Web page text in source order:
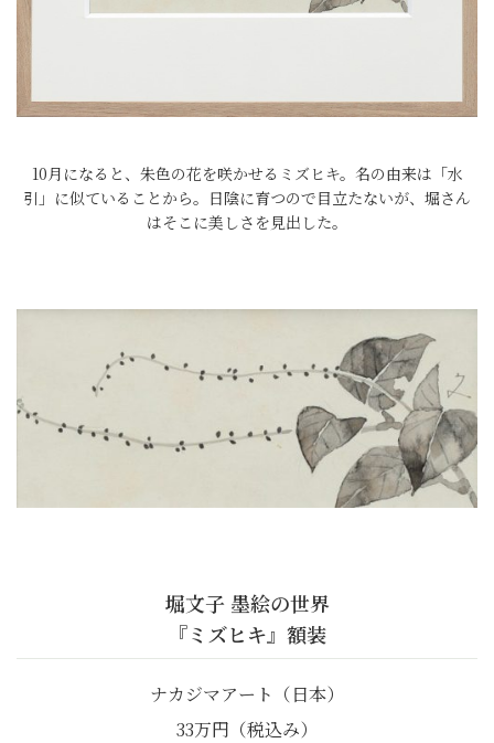
10月になると、朱色の花を咲かせるミズヒキ。名の由来は「水
引」に似ていることから。日陰に育つので目立たないが、堀さん
はそこに美しさを見出した。
堀文子 墨絵の世界
『ミズヒキ』額装
ナカジマアート（日本）
33万円（税込み）